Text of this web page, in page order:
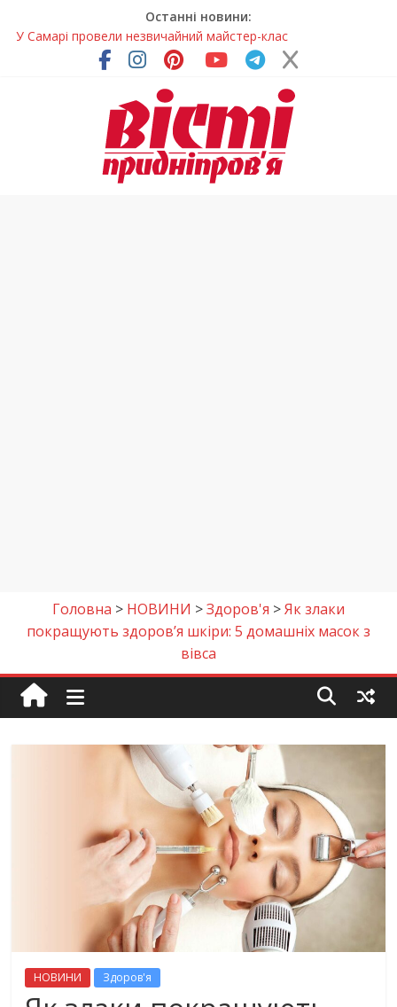
Останні новини:
У Самарі провели незвичайний майстер-клас
Світлові рішення майстрів із Дніпра визнали найкращими в
На Дніпропетровщині ліквідовують аварію на
магістральному водогоні
Спортсменка з Кам’янського встановила рекорд
Дніпропетровщини з пауерліфтингу
На Дніпропетровщині різко зросла кількість пожеж в
Головна > НОВИНИ >Здоров'я >Як злаки
покращують здоров’я шкіри: 5 домашніх масок з
вівса
НОВИНИ Здоров'я